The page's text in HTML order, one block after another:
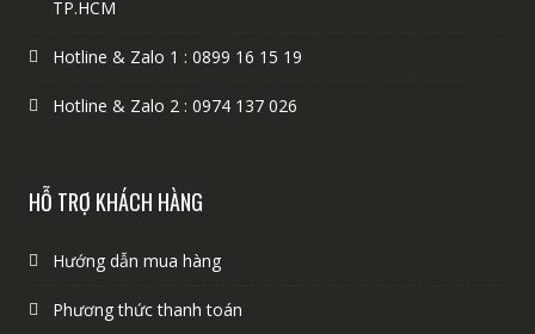
TP.HCM
Hotline & Zalo 1 : 0899 16 15 19
Hotline & Zalo 2 : 0974 137 026
HỖ TRỢ KHÁCH HÀNG
Hướng dẫn mua hàng
Phương thức thanh toán